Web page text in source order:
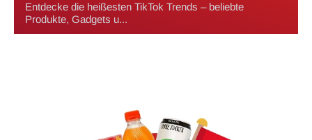
Entdecke die heißesten TikTok Trends – beliebte
Produkte, Gadgets u...